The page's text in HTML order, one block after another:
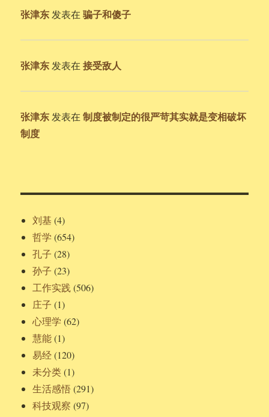
张津东 发表在骗子和傻子
张津东 发表在接受敌人
张津东 发表在制度被制定的很严苛其实就是变相破坏
制度
刘基 (4)
哲学 (654)
孔子 (28)
孙子 (23)
工作实践 (506)
庄子 (1)
心理学 (62)
慧能(1)
易经(120)
未分类(1)
生活感悟(291)
科技观察 (97)